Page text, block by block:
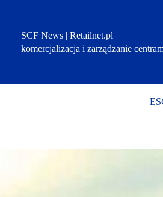
SCF News | Retailnet.pl
komercjalizacja i zarządzanie